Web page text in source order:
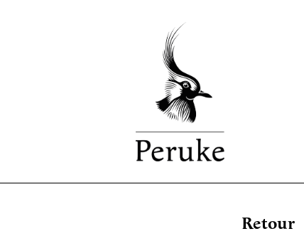
Retour